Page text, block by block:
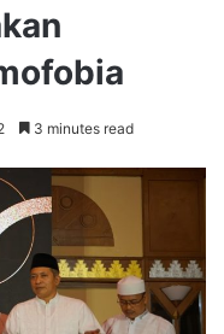
3 minutes read